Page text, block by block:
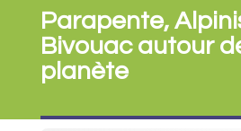
Parapente,
Bivouac autour
planète